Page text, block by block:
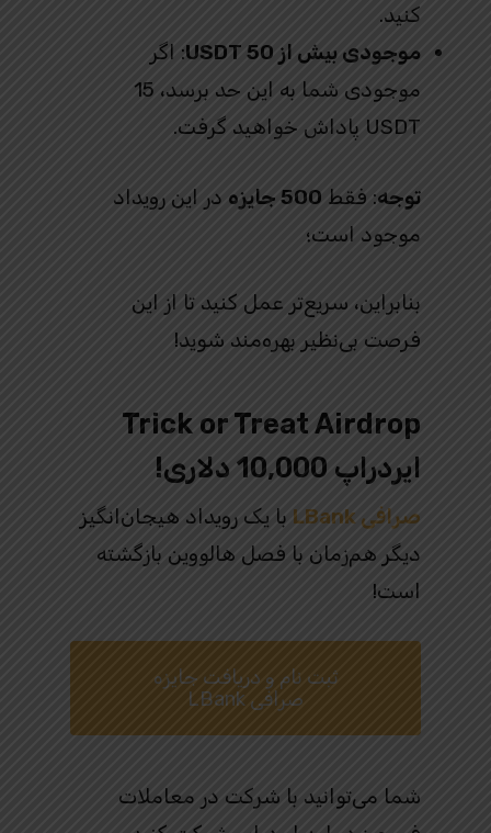
کنید.
موجودی بیش از 50 USDT
: اگر
موجودی شما به این حد برسد، 15
USDT پاداش خواهید گرفت.
توجه: فقط 500 جایزه
در این رویداد
موجود است؛
بنابراین، سریع‌تر عمل کنید تا از این
فرصت بی‌نظیر بهره‌مند شوید!
Trick or Treat Airdrop
ایردراپ 10,000 دلاری!
صرافی LBank
با یک رویداد هیجان‌انگیز
دیگر هم‌زمان با فصل هالووین بازگشته
است!
ثبت نام و دریافت جایزه
صرافی LBank
شما می‌توانید با شرکت در معاملات